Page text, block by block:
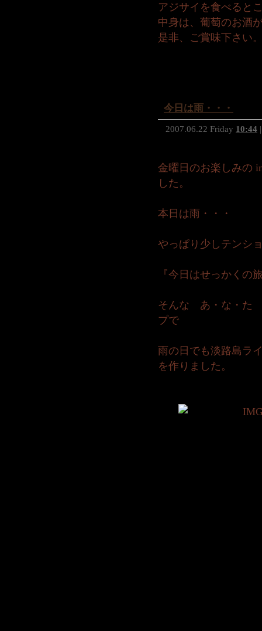
アジサイを食べると
中身は、葡萄のお酒
是非、ご賞味下さい
今日は雨・・・
2007.06.22 Friday 10:44
金曜日のお楽しみの
した。
本日は雨・・・
やっぱり少しテンシ
『今日はせっかくの
そんな あ・な・た
プで
雨の日でも淡路島ラ
を作りました。